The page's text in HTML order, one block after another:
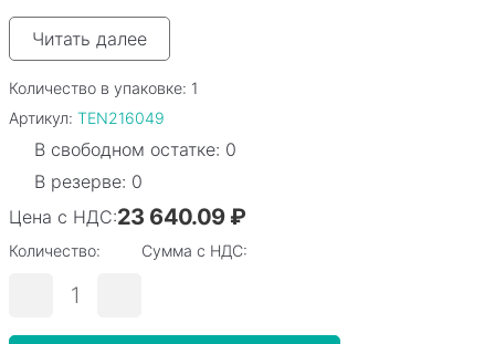
Читать далее
Количество в упаковке: 1
Артикул: TEN216049
В свободном остатке: 0
В резерве: 0
Цена с НДС:23 640.09 ₽
Количество: Сумма с НДС: